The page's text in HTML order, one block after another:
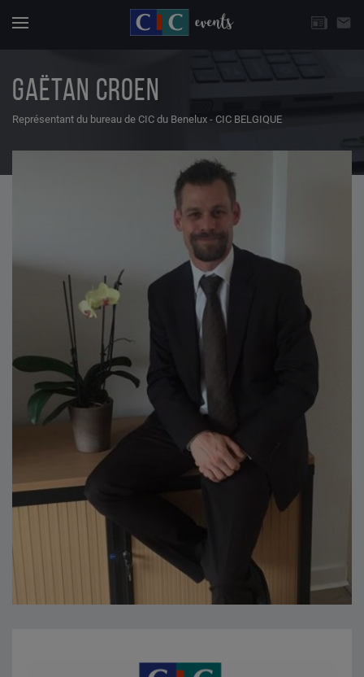
email
CHOISISSEZ UNE THÉMATIQUE
GAËTAN CROEN
Représentant du bureau de CIC du Benelux - CIC BELGIQUE